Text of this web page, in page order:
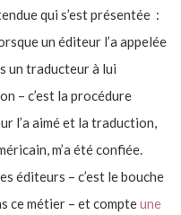
qui s’est présentée :
un éditeur l’a appelée
un traducteur à lui
– c’est la procédure
l’a aimé et la traduction,
m’a été confiée.
éditeurs – c’est le bouche
ce métier – et compteune